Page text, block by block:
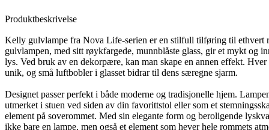
Produktbeskrivelse
Kelly gulvlampe fra Nova Life-serien er en stilfull tilføring til ethvert
gulvlampen, med sitt røykfargede, munnblåste glass, gir et mykt og
lys. Ved bruk av en dekorpære, kan man skape en annen effekt. Hver
unik, og små luftbobler i glasset bidrar til dens særegne sjarm.
Designet passer perfekt i både moderne og tradisjonelle hjem.
utmerket i stuen ved siden av din favorittstol eller som et
element på soverommet. Med sin elegante form og beroligende
ikke bare en lampe, men også et element som hever hele rommets